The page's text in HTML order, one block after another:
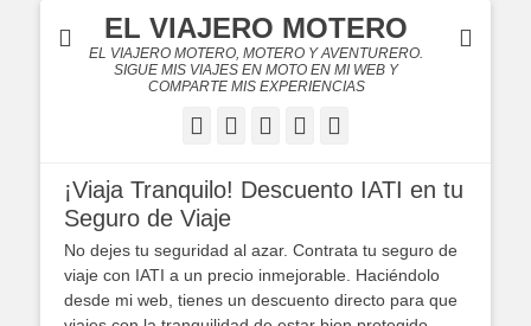
EL VIAJERO MOTERO
EL VIAJERO MOTERO, MOTERO Y AVENTURERO.
SIGUE MIS VIAJES EN MOTO EN MI WEB Y
COMPARTE MIS EXPERIENCIAS
Facebook
Twitter
FlickrYouTube
¡Viaja Tranquilo! Descuento IATI en tu
Seguro de Viaje
No dejes tu seguridad al azar. Contrata tu seguro de
viaje con IATI a un precio inmejorable. Haciéndolo
desde mi web, tienes un descuento directo para que